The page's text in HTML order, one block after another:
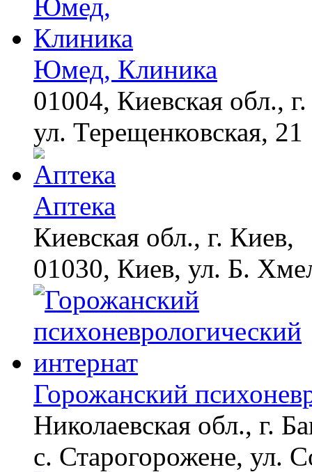
разъедает всю
грибковую заразу за
i
Этот трюк уничтожает
грибок за 5 дней!
i
Ролик из Омска: вы
будете смеяться долго
Смолов призвал
российских
футболистов покинуть
страну
i
Самые затопленные
репортаж в сапогах
запущенный грибок
исчезнет с корнем,
i
Ногти будут чистыми!
Домашний метод
возьмите 3%-ю…
Юмед, Клиника
01004, Киевская обл.,
ул. Терещенковская, 21
Аптека
Киевская обл., г. Киев,
01030, Киев, ул. Б.
Горожанский
Николаевская обл., г.
с. Старогорожене, ул.